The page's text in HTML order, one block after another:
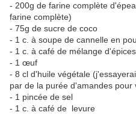
- 200g de farine complète
farine complète)
- 75g de sucre de coco
- 1 c. à soupe de cannelle en
- 1 c. à café de mélange
- 1 œuf
- 8 cl d'huile végétale
par de la purée d'amandes pour
- 1 pincée de sel
- 1 c. à café de levure